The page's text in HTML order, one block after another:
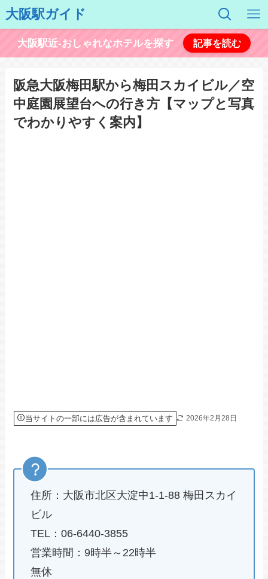
大阪駅ガイド
大阪駅近-おしゃれなホテルを探す 記事を読む
阪急大阪梅田駅から梅田スカイビル／空
中庭園展望台への行き方【マップと写真
でわかりやすく案内】
当サイトの一部には広告が含まれています 2026年2月28日
住所：大阪市北区大淀中1-1-88 梅田スカイ
ビル
TEL：06-6440-3855
営業時間：9時半～22時半
無休